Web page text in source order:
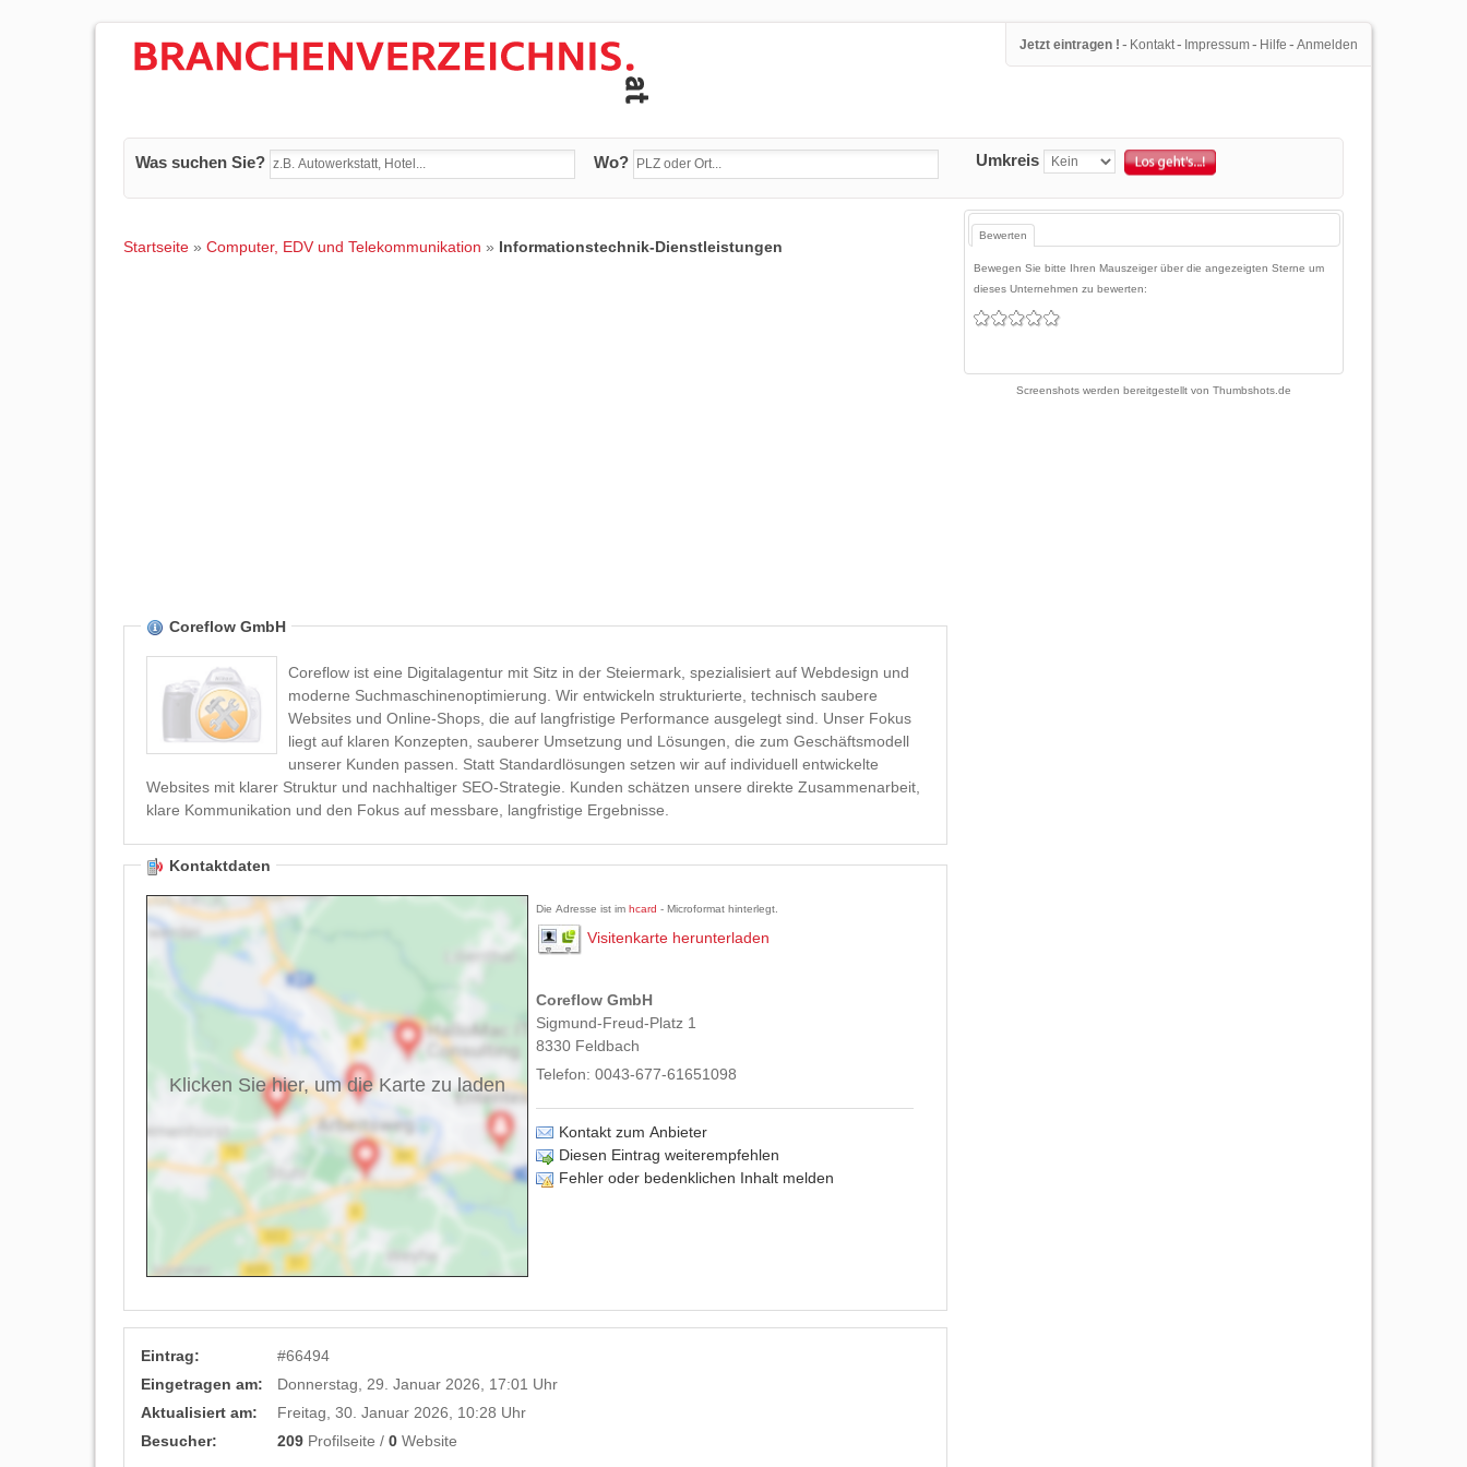
Jetzt eintragen ! - Kontakt- Impressum- Hilfe - Anmelden
Was suchen Sie? Wo? Umkreis
Startseite » Computer, EDV und Telekommunikation » Informationstechnik-Dienstleistungen
Coreflow GmbH
Coreflow ist eine Digitalagentur mit Sitz in der Steiermark, spezialisiert auf Webdesign und
moderne Suchmaschinenoptimierung. Wir entwickeln strukturierte, technisch saubere
Websites und Online-Shops, die auf langfristige Performance ausgelegt sind. Unser Fokus
liegt auf klaren Konzepten, sauberer Umsetzung und Lösungen, die zum Geschäftsmodell
unserer Kunden passen. Statt Standardlösungen setzen wir auf individuell entwickelte
Websites mit klarer Struktur und nachhaltiger SEO-Strategie. Kunden schätzen unsere direkte Zusammenarbeit,
klare Kommunikation und den Fokus auf messbare, langfristige Ergebnisse.
Kontaktdaten
Klicken Sie hier, um die Karte zu laden
Die Adresse ist im hcard - Microformat hinterlegt.
Visitenkarte herunterladen
Coreflow GmbH
Sigmund-Freud-Platz 1
8330 Feldbach
Telefon: 0043-677-61651098
Kontakt zum Anbieter
Diesen Eintrag weiterempfehlen
Fehler oder bedenklichen Inhalt melden
Eintrag: #66494
Eingetragen am:
Donnerstag, 29. Januar 2026, 17:01 Uhr
Aktualisiert am:
Freitag, 30. Januar 2026, 10:28 Uhr
Besucher:
209 Profilseite / 0 Website
Bewerten
Bewegen Sie bitte Ihren Mauszeiger über die angezeigten Sterne um
dieses Unternehmen zu bewerten:
Screenshots werden bereitgestellt vonThumbshots.de